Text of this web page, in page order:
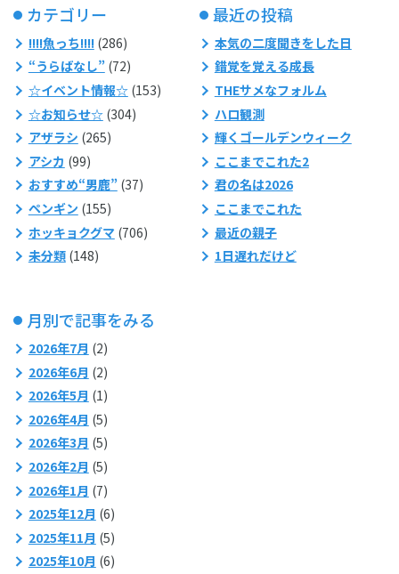
カテゴリー
!!!!魚っち!!!!(286)
“うらばなし”(72)
☆イベント情報☆(153)
☆お知らせ☆(304)
アザラシ (265)
アシカ (99)
おすすめ“男鹿”(37)
ペンギン (155)
ホッキョクグマ (706)
未分類(148)
最近の投稿
本気の二度聞きをした日
錯覚を覚える成長
THEサメなフォルム
ハロ観測
輝くゴールデンウィーク
ここまでこれた2
君の名は2026
ここまでこれた
最近の親子
1日遅れだけど
月別で記事をみる
2026年7月 (2)
2026年6月 (2)
2026年5月 (1)
2026年4月 (5)
2026年3月 (5)
2026年2月 (5)
2026年1月 (7)
2025年12月 (6)
2025年11月 (5)
2025年10月 (6)